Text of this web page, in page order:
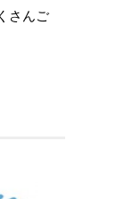
さんご